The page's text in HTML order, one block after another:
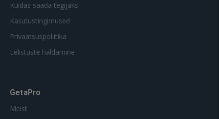
Kuidas saada tegijaks
Kasutustingimused
Privaatsuspoliitika
Eelistuste haldamine
GetaPro
Meist